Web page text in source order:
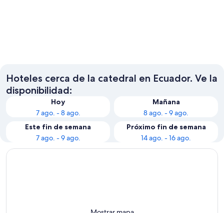
Hoteles cerca de la catedral en Ecuador. Ve la
disponibilidad:
Hoy
7 ago. - 8 ago.
Mañana
8 ago. - 9 ago.
Este fin de semana
7 ago. - 9 ago.
Próximo fin de semana
14 ago. - 16 ago.